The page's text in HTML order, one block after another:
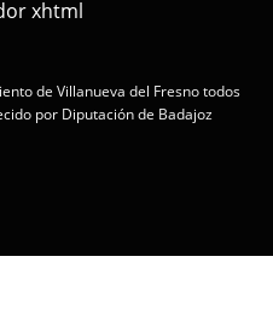
de Villanueva del Fresno todos
por Diputación de Badajoz